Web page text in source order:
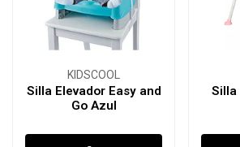
KIDSCOOL
Silla Elevador Easy and
Go Azul
Silla